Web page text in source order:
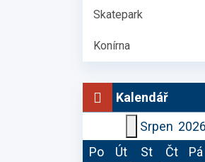
Skatepark
Konírna
Kalendář
Srpen 2026
Po
Út St Čt Pá